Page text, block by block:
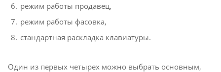
режим работы продавец,
режим работы фасовка,
стандартная раскладка клавиатуры.
Один из первых четырех можно выбрать основным,